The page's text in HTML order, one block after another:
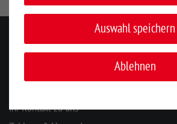
KONTAKT
INFORMATIONEN
Ihr Kontakt zu uns
Auswahl speichern
Ablehnen